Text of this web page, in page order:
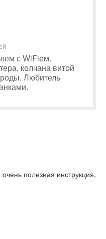
с WiFiем.
колчана витой
Любитель
полезная инструкция,